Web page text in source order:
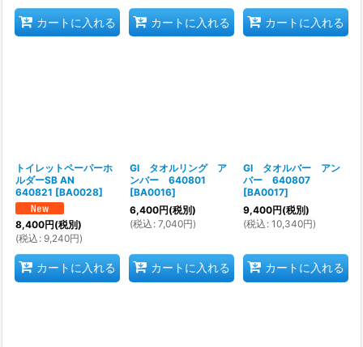
カートに入れる カートに入れる カートに入れる
トイレットペーパーホ
ルダーSB AN
640821 [BA0028]
8,400円(税別)
(税込 : 9,240円)
カートに入れる
GI タオルリング ア
ンバー 640801
[BA0016]
6,400円(税別)
(税込 : 7,040円)
カートに入れる
GI タオルバー アン
バー 640807
[BA0017]
9,400円(税別)
(税込 : 10,340円)
カートに入れる